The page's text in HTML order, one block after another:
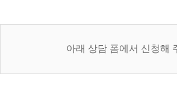
아래 상담 폼에서 신청해